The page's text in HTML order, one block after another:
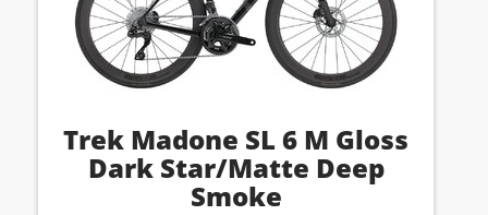
Trek Madone SL 6 M Gloss
Dark Star/Matte Deep
Smoke